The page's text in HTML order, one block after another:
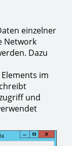
einzelner
Network
Dazu
im
und